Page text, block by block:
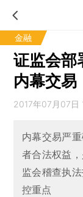
金融
证监会部
内幕交易
2017年07月07日
内幕交易严
者合法权益
监会稽查执
控重点